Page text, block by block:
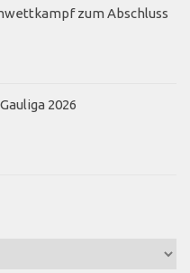
zum Abschluss
2026